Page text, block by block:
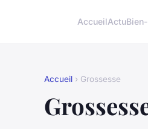
AccueilActu
Accueil › Grossesse